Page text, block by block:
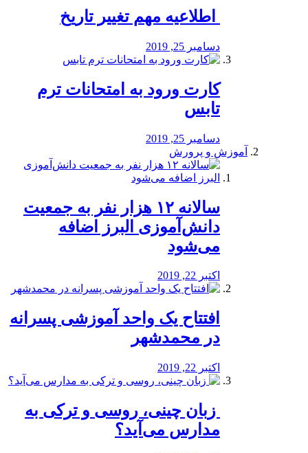
️ اطلاعیه مهم تغییر تاریخ
دسامبر 25, 2019
کارت ورود به امتحانات ترم
تابس
دسامبر 25, 2019
آموزش و پرورش
️سالانه ۱۲ هزار نفر به جمعیت
دانش‌آموزی البرز اضافه
می‌شود
اکتبر 22, 2019
افتتاح یک واحد آموزشی پسرانه
در محمدشهر
اکتبر 22, 2019
️ زبان چینی، روسی و ترکی به
مدارس می‌آید؟